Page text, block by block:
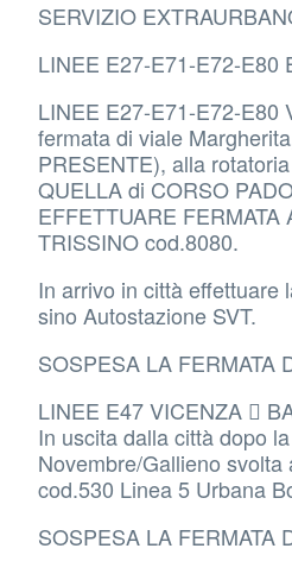
SERVIZIO
LINEE E27-E71-E72-E80
LINEE E27-E71-E72-E80
fermata di viale
PRESENTE), alla
QUELLA di CORSO
EFFETTUARE
TRISSINO cod.8080.
In arrivo in città effettuare
sino Autostazione SVT.
SOSPESA LA FERMATA
LINEE E47 VICENZA 
In uscita dalla città dopo
Novembre/Gallieno
cod.530 Linea 5 Urbana
SOSPESA LA FERMATA